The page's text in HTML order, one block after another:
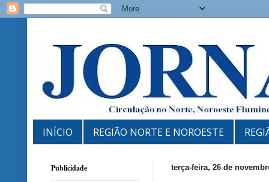
INÍCIO REGIÃO NORTE E NOROESTE
terça-feira, 26 de
Publicidade